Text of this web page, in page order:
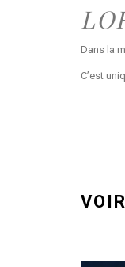
Dans la
C’est